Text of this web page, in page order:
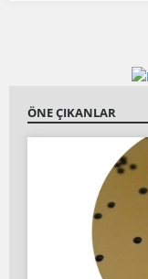
ÖNE ÇIKANLAR